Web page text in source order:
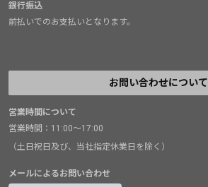
銀行振込
前払いでのお支払いとなります。
お問い合わせについて
営業時間について
営業時間：11:00～17:00
（土日祝日及び、当社指定休業日を除く）
メールによるお問い合わせ